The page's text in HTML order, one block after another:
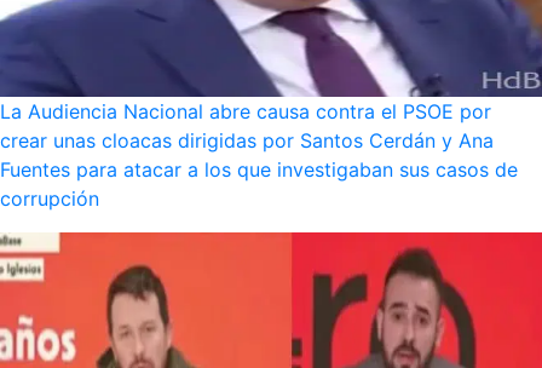
La Audiencia Nacional abre causa contra el PSOE por
crear unas cloacas dirigidas por Santos Cerdán y Ana
Fuentes para atacar a los que investigaban sus casos de
corrupción